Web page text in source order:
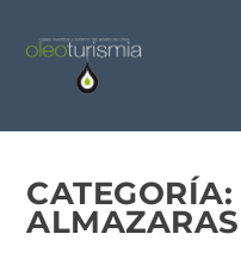
CATEGORÍA:
ALMAZARAS